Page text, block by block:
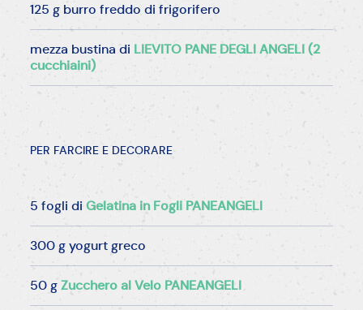
125 g burro freddo di frigorifero
mezza bustina di LIEVITO PANE DEGLI ANGELI (2
cucchiaini)
PER FARCIRE E DECORARE
5 fogli diGelatina in Fogli PANEANGELI
300 g yogurt greco
50 gZucchero al Velo PANEANGELI